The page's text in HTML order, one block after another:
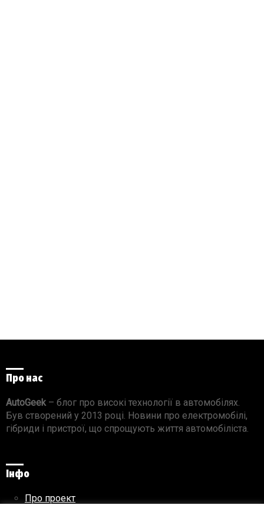
Про нас
AutoGeek– блог про високі технології в автомобілях.
Був створений у 2013 році. Новини про електромобілі,
гібриди і пристрої, що спрощують життя автомобіліста.
Інфо
Про проект